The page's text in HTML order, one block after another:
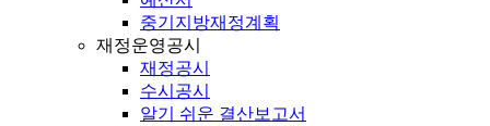
중기지방재정계획
재정운영공시
재정공시
수시공시
알기 쉬운 결산보고서